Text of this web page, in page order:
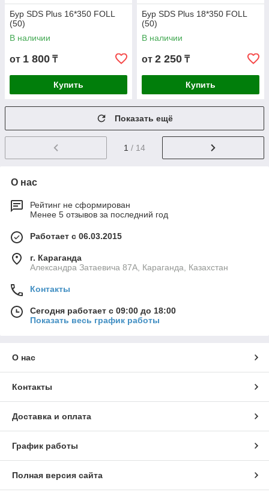
Бур SDS Plus 16*350 FOLL
(50)
В наличии
от 1 800 ₸
Купить
Бур SDS Plus 18*350 FOLL
(50)
В наличии
от 2 250 ₸
Купить
Показать ещё
1 / 14
О нас
Рейтинг не сформирован
Менее 5 отзывов за последний год
Работает с 06.03.2015
г. Караганда
Александра Затаевича 87А, Караганда, Казахстан
Контакты
Сегодня работает с 09:00 до 18:00
Показать весь график работы
О нас
Контакты
Доставка и оплата
График работы
Полная версия сайта